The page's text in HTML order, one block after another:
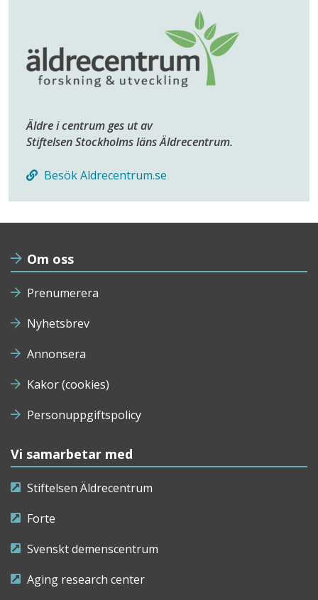
Äldre i centrum ges ut av
Stiftelsen Stockholms läns Äldrecentrum.
Besök Aldrecentrum.se
Om oss
Prenumerera
Nyhetsbrev
Annonsera
Kakor (cookies)
Personuppgiftspolicy
Vi samarbetar med
Stiftelsen Äldrecentrum
Forte
Svenskt demenscentrum
Aging research center